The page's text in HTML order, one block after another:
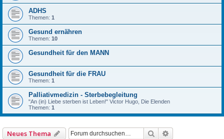
ADHS
Themen: 1
Gesund ernähren
Themen: 10
Gesundheit für den MANN
Gesundheit für die FRAU
Themen: 1
Palliativmedizin - Sterbebegleitung
"An (in) Liebe sterben ist Leben!" Victor Hugo, Die Elenden
Themen: 1
Neues Thema Suche